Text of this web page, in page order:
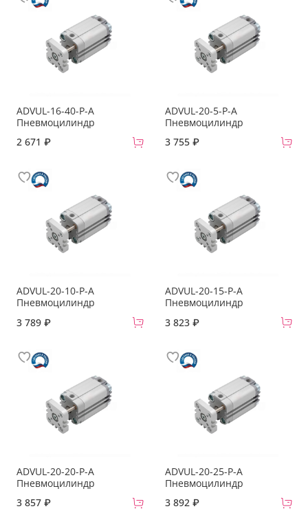
ADVUL-16-40-P-A
Пневмоцилиндр
2 671 ₽
ADVUL-20-5-P-A
Пневмоцилиндр
3 755 ₽
ADVUL-20-10-P-A
Пневмоцилиндр
3 789 ₽
ADVUL-20-15-P-A
Пневмоцилиндр
3 823 ₽
ADVUL-20-20-P-A
Пневмоцилиндр
3 857 ₽
ADVUL-20-25-P-A
Пневмоцилиндр
3 892 ₽